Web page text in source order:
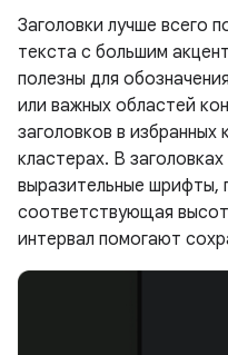
Заголовки лучше всего
текста с большим
полезны для
или важных областей
заголовков в избранных
кластерах. В
выразительные шрифты,
соответствующая
интервал помогают